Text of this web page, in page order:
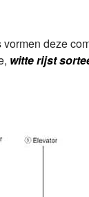
deze
witte rijst